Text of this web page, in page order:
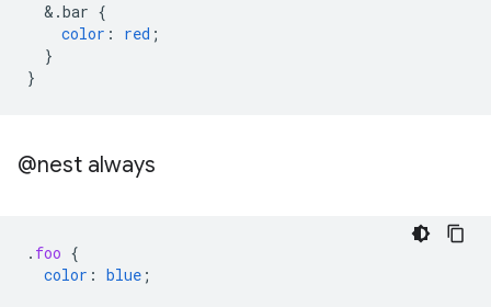
& .bar {
color : red ;
}
}
@nest always
. foo {
color : blue ;